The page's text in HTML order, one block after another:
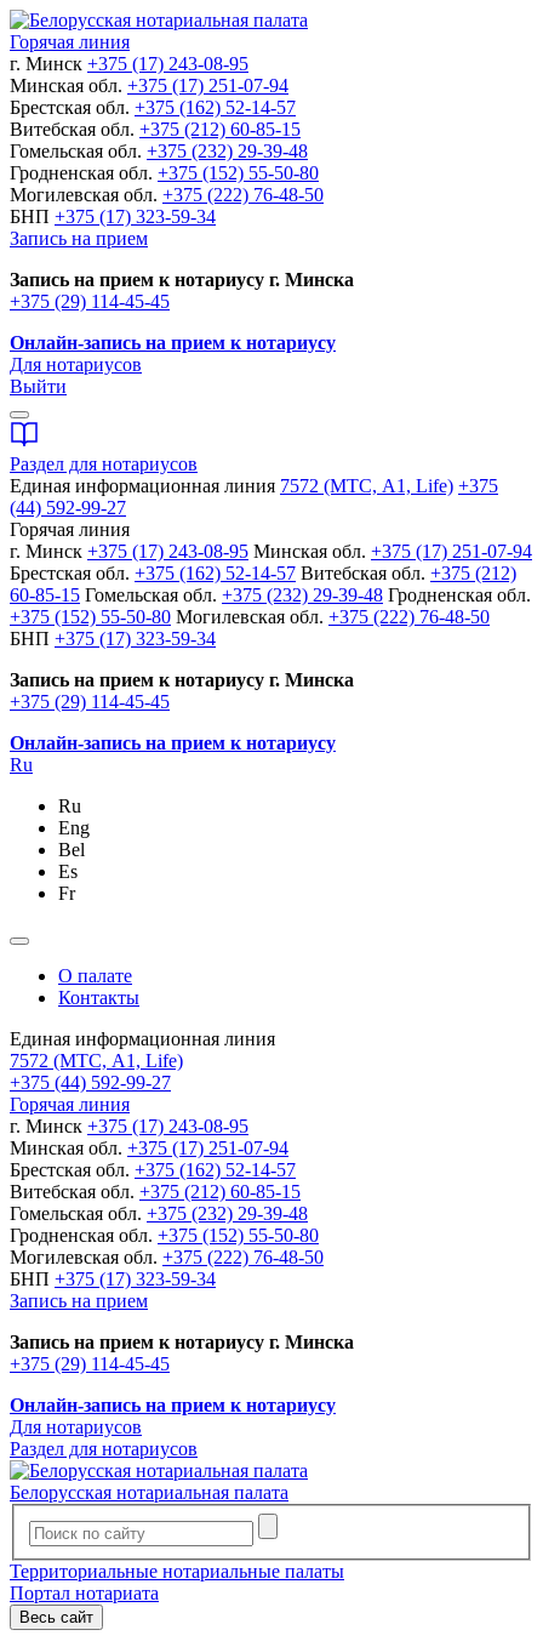
Горячая линия
г. Минск +375 (17) 243-08-95
Минская обл. +375 (17) 251-07-94
Брестская обл. +375 (162) 52-14-57
Витебская обл. +375 (212) 60-85-15
Гомельская обл. +375 (232) 29-39-48
Гродненская обл. +375 (152) 55-50-80
Могилевская обл. +375 (222) 76-48-50
БНП +375 (17) 323-59-34
Запись на прием
Запись на прием к нотариусу г. Минска
+375 (29) 114-45-45
Онлайн-запись на прием к нотариусу
Для нотариусов
Выйти
Раздел для нотариусов
Единая информационная линия 7572 (МТС, A1, Life) +375
(44) 592-99-27
Горячая линия
г. Минск +375 (17) 243-08-95 Минская обл. +375 (17) 251-07-94
Брестская обл. +375 (162) 52-14-57 Витебская обл. +375 (212)
60-85-15 Гомельская обл. +375 (232) 29-39-48 Гродненская обл.
+375 (152) 55-50-80 Могилевская обл. +375 (222) 76-48-50
БНП +375 (17) 323-59-34
Запись на прием к нотариусу г. Минска
+375 (29) 114-45-45
Онлайн-запись на прием к нотариусу
Ru
Ru
Eng
Bel
Es
Fr
О палате
Контакты
Единая информационная линия
7572 (МТС, A1, Life)
+375 (44) 592-99-27
Горячая линия
г. Минск +375 (17) 243-08-95
Минская обл. +375 (17) 251-07-94
Брестская обл. +375 (162) 52-14-57
Витебская обл. +375 (212) 60-85-15
Гомельская обл. +375 (232) 29-39-48
Гродненская обл. +375 (152) 55-50-80
Могилевская обл. +375 (222) 76-48-50
БНП +375 (17) 323-59-34
Запись на прием
Запись на прием к нотариусу г. Минска
+375 (29) 114-45-45
Онлайн-запись на прием к нотариусу
Для нотариусов
Раздел для нотариусов
Белорусская нотариальная палата
Территориальные нотариальные палаты
Портал нотариата
Весь сайт